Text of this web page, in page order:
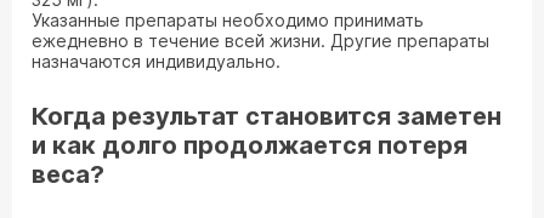
Указанные препараты необходимо принимать
ежедневно в течение всей жизни. Другие препараты
назначаются индивидуально.
Когда результат становится заметен
и как долго продолжается потеря
веса?